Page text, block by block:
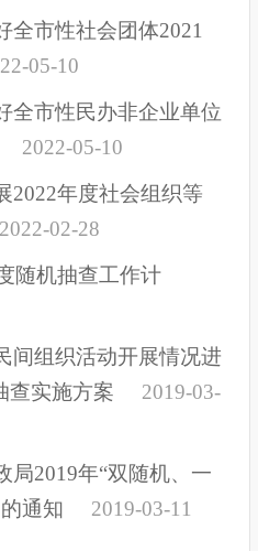
全市性社会团体2021
05-10
全市性民办非企业单位
2022-05-10
2022年度社会组织等
2022-02-28
随机抽查工作计
间组织活动开展情况进
查实施方案
2019-03-
局2019年“双随机、一
通知
2019-03-11